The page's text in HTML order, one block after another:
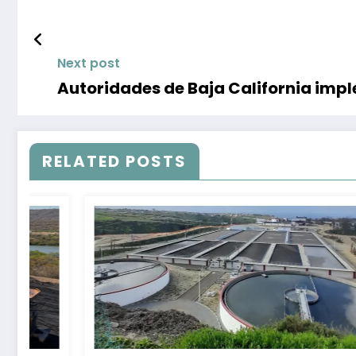
Next post
Autoridades de Baja California
RELATED POSTS